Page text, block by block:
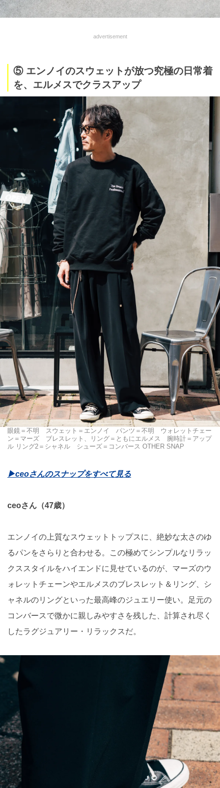
advertisement
⑤ エンノイのスウェットが放つ究極の日常着
を、エルメスでクラスアップ
眼鏡＝不明 スウェット＝エンノイ パンツ＝不明 ウォレットチェー
ン＝マーズ ブレスレット、リング＝ともにエルメス 腕時計＝アップ
ル リング2＝シャネル シューズ＝コンバース OTHER SNAP
▶ceoさんのスナップをすべて見る
ceoさん（47歳）
エンノイの上質なスウェットトップスに、絶妙な太さのゆ
るパンをさらりと合わせる。この極めてシンプルなリラッ
クススタイルをハイエンドに見せているのが、マーズのウ
ォレットチェーンやエルメスのブレスレット＆リング、シ
ャネルのリングといった最高峰のジュエリー使い。足元の
コンバースで微かに親しみやすさを残した、計算され尽く
したラグジュアリー・リラックスだ。